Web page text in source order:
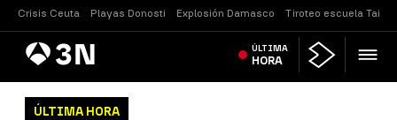
Crisis Ceuta Playas Donosti Explosión Damasco Tiroteo escuela
AntenaNoticias ÚLTIMA
HORA
ÚLTIMA HORA